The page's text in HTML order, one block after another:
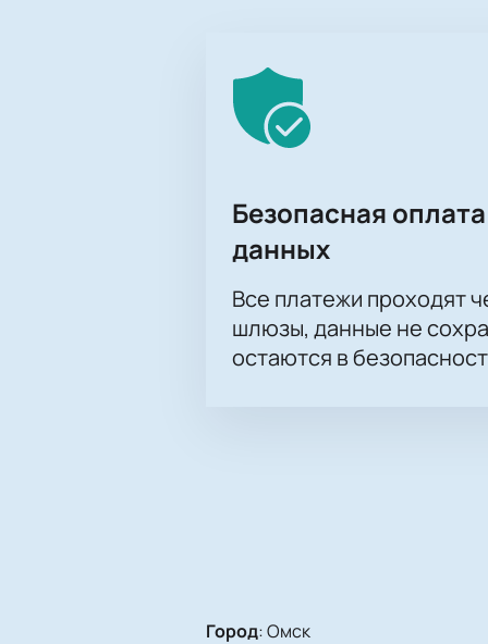
Безопасная
данных
Все платежи проходят
шлюзы, данные не
остаются в
Город:Омск